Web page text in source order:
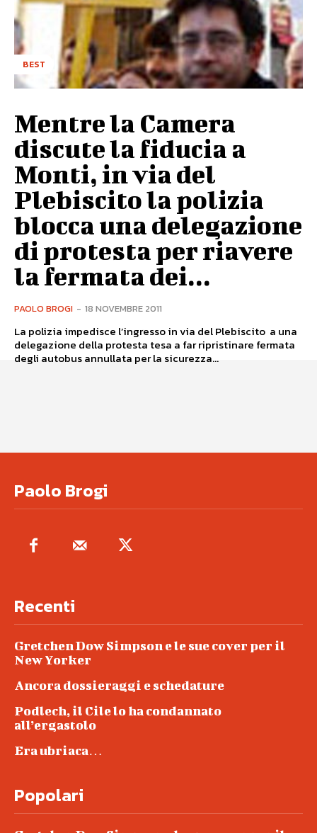
BEST
Mentre la Camera
discute la fiducia a
Monti, in via del
Plebiscito la polizia
blocca una delegazione
di protesta per riavere
la fermata dei...
PAOLO BROGI - 18 NOVEMBRE 2011
La polizia impedisce l’ingresso in via del Plebiscito a una
delegazione della protesta tesa a far ripristinare fermata
degli autobus annullata per la sicurezza...
Paolo Brogi
Recenti
Gretchen Dow Simpson e le sue cover per il
New Yorker
Ancora dossieraggi e schedature
Podlech, il Cile lo ha condannato
all’ergastolo
Era ubriaca…
Popolari